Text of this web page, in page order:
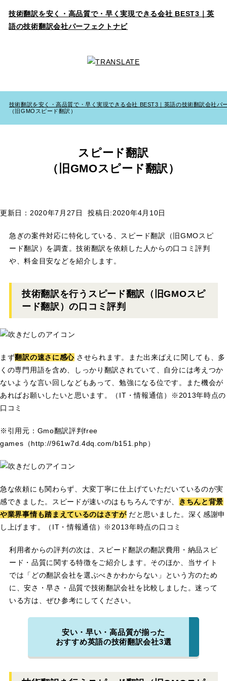
技術翻訳を安く・高品質で・早く実現できる会社 BEST3｜英
語の技術翻訳会社パーフェクトナビ
技術翻訳を安く・高品質で・早く実現できる会社 BEST3｜英語の技術翻訳会社パ
（旧GMOスピード翻訳）
スピード翻訳
（旧GMOスピード翻訳）
更新日：2020年7月27日 投稿日:2020年4月10日
急ぎの案件対応に特化している、スピード翻訳（旧GMOスピ
ード翻訳）を調査。技術翻訳を依頼した人からの口コミ評判
や、料金目安などを紹介します。
技術翻訳を行うスピード翻訳（旧GMOスピ
ード翻訳）の口コミ評判
まず翻訳の速さに感心 させられます。また出来ばえに関しても、多
くの専門用語を含め、しっかり翻訳されていて、自分には考えつか
ないような言い回しなどもあって、勉強になる位です。また機会が
あればお願いしたいと思います。（IT・情報通信）※2013年時点の
口コミ
※引用元：Gmo翻訳評判free
games（http://961w7d.4dq.com/b151.php）
急な依頼にも関わらず、大変丁寧に仕上げていただいているのが実
感できました。スピードが速いのはもちろんですが、
きちんと背景
や業界事情も踏まえているのはさすが だと思いました。深く感謝申
し上げます。（IT・情報通信）※2013年時点の口コミ
利用者からの評判の次は、スピード翻訳の翻訳費用・納品スピ
ード・品質に関する特徴をご紹介します。そのほか、当サイト
では「どの翻訳会社を選ぶべきかわからない」という方のため
に、安さ・早さ・品質で技術翻訳会社を比較しました。迷って
いる方は、ぜひ参考にしてください。
安い・早い・高品質が揃った
おすすめ英語の技術翻訳会社3選